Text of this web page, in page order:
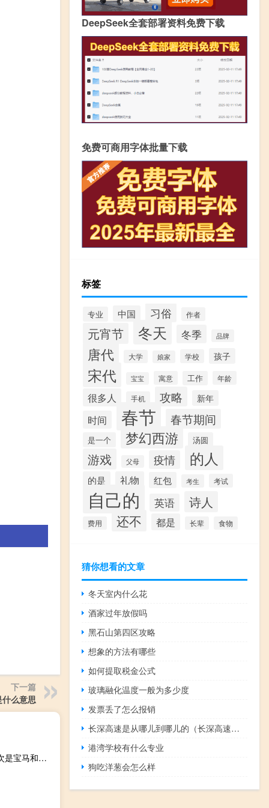
下一篇
么意思
在对待摩托车消费者方面 哈雷戴维森的经销商是最好的 其次是宝马和杜卡蒂
DeepSeek全套部署资料免费下载
免费可商用字体批量下载
标签
专业 中国 习俗 作者
元宵节 冬天 冬季 品牌
唐代 大学 娘家 学校 孩子
宋代 宝宝 寓意 工作 年龄
很多人 手机 攻略 新年
时间 春节 春节期间
是一个 梦幻西游 汤圆
游戏 父母 疫情 的人
的是 礼物 红包 考生 考试
自己的 英语 诗人
费用 还不 都是 长辈 食物
猜你想看的文章
冬天室内什么花
酒家过年放假吗
黑石山第四区攻略
想象的方法有哪些
如何提取税金公式
玻璃融化温度一般为多少度
发票丢了怎么报销
长深高速是从哪儿到哪儿的（长深高速是哪里到哪里）
港湾学校有什么专业
狗吃洋葱会怎么样